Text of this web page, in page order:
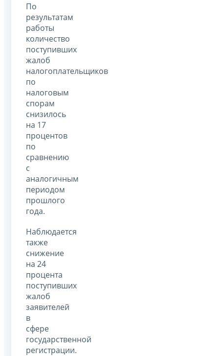
По
результатам
работы
количество
поступивших
жалоб
налогоплательщиков
по
налоговым
спорам
снизилось
на 17
процентов
по
сравнению
с
аналогичным
периодом
прошлого
года.
Наблюдается
также
снижение
на 24
процента
поступивших
жалоб
заявителей
в
сфере
государственной
регистрации.